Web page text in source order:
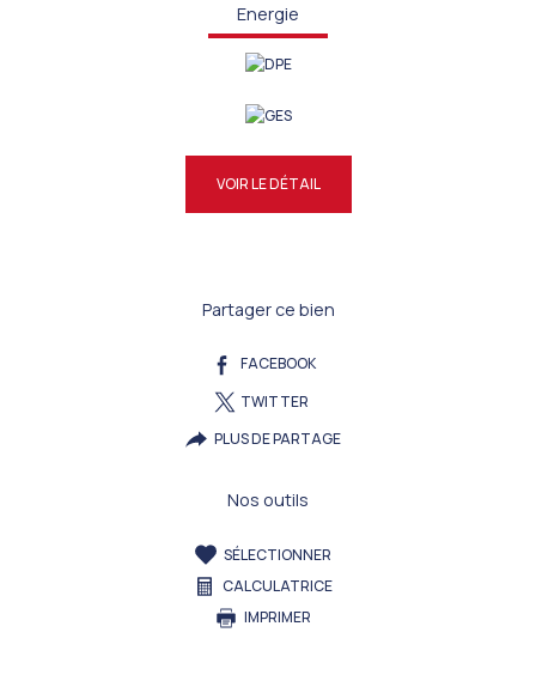
Energie
VOIR LE DÉTAIL
Partager ce bien
FACEBOOK
TWITTER
PLUS DE PARTAGE
Nos outils
SÉLECTIONNER
CALCULATRICE
IMPRIMER